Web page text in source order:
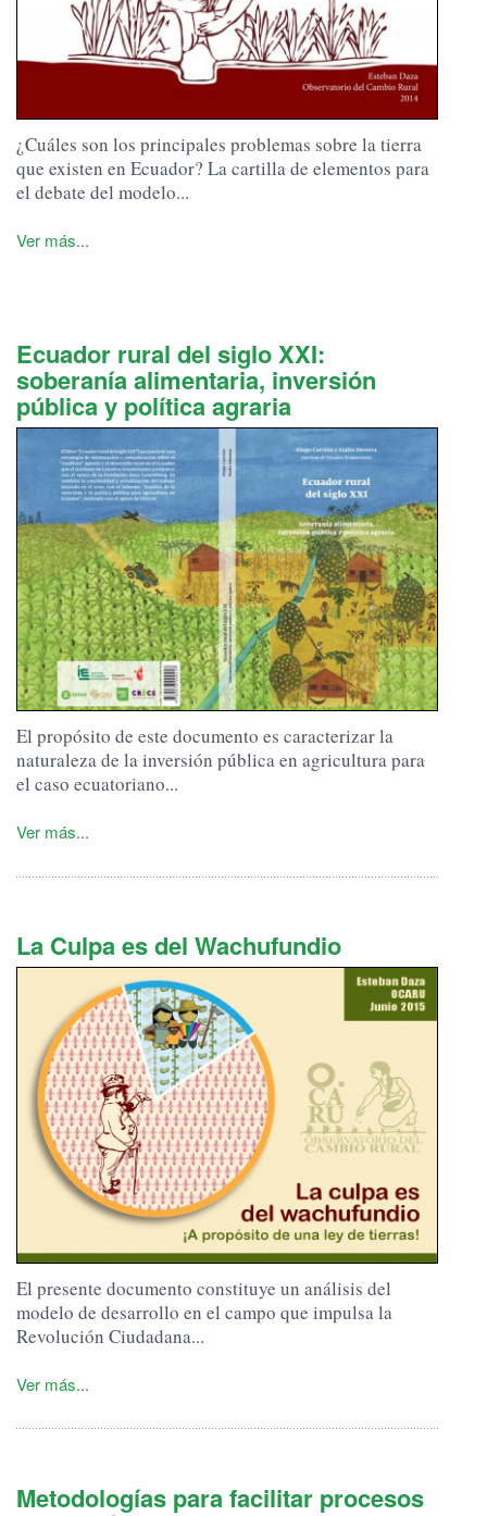
¿Cuáles son los principales problemas sobre la tierra
que existen en Ecuador? La cartilla de elementos para
el debate del modelo...
Ver más...
Ecuador rural del siglo XXI:
soberanía alimentaria, inversión
pública y política agraria
El propósito de este documento es caracterizar la
naturaleza de la inversión pública en agricultura para
el caso ecuatoriano...
Ver más...
La Culpa es del Wachufundio
El presente documento constituye un análisis del
modelo de desarrollo en el campo que impulsa la
Revolución Ciudadana...
Ver más...
Metodologías para facilitar procesos